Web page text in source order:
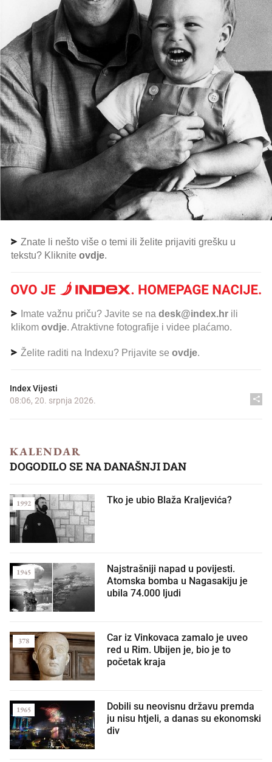
Znate li nešto više o temi ili želite prijaviti grešku u
tekstu? Kliknite ovdje.
Imate važnu priču? Javite se na desk@index.hr ili
klikom ovdje. Atraktivne fotografije i videe plaćamo.
Želite raditi na Indexu? Prijavite se ovdje.
Index Vijesti
08:06, 20. srpnja 2026.
KALENDAR
DOGODILO SE NA DANAŠNJI DAN
Tko je ubio Blaža Kraljevića?
1992
Najstrašniji napad u povijesti.
Atomska bomba u Nagasakiju je
ubila 74.000 ljudi
1945
Car iz Vinkovaca zamalo je uveo
red u Rim. Ubijen je, bio je to
početak kraja
378
Dobili su neovisnu državu premda
ju nisu htjeli, a danas su ekonomski
div
1965